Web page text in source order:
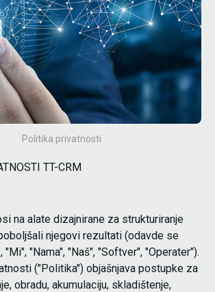
Politika privatnosti
TT-CRM
na alate dizajnirane za strukturiranje
njegovi rezultati (odavde se
"Mi", "Nama", "Naš", "Softver", "Operater").
("Politika") objašnjava postupke za
obradu, akumulaciju, skladištenje,